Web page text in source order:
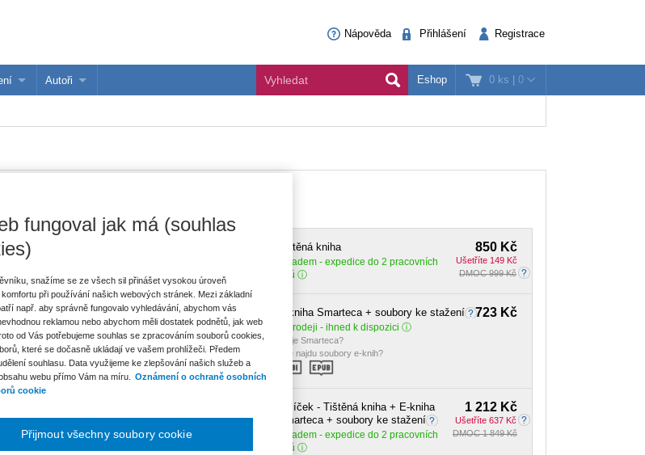
Nápověda Přihlášení Registrace
0 ks | 0
Autoři Eshop
likvidací. 2. vydání
850 Kč
Ušetříte 149 Kč
DMOC 999 Kč
Tištěná kniha
Skladem - expedice do 2 pracovních
dnů
723 Kč
E-kniha Smarteca + soubory ke stažení
V prodeji - ihned k dispozici
Co je Smarteca?
Kde najdu soubory e-knih?
1 212 Kč
Ušetříte 637 Kč
DMOC 1 849 Kč
Balíček - Tištěná kniha + E-kniha
Smarteca + soubory ke stažení
Skladem - expedice do 2 pracovních
dnů
Janovec, Jitka Pešičková,Eva
Tomášková
monografie
10/2023
brožovaná
324
fungoval jak má (souhlas
snažíme se ze všech sil přinášet vysokou úroveň
při používání našich webových stránek. Mezi základní
např. aby správně fungovalo vyhledávání, abychom vás
reklamou nebo abychom měli dostatek podnětů, jak web
od Vás potřebujeme souhlas se zpracováním souborů cookies,
které se dočasně ukládají ve vašem prohlížeči. Předem
souhlasu. Data využijeme ke zlepšování našich služeb a
webu přímo Vám na míru.
Oznámení o ochraně osobních
cookie
Přijmout všechny soubory cookie